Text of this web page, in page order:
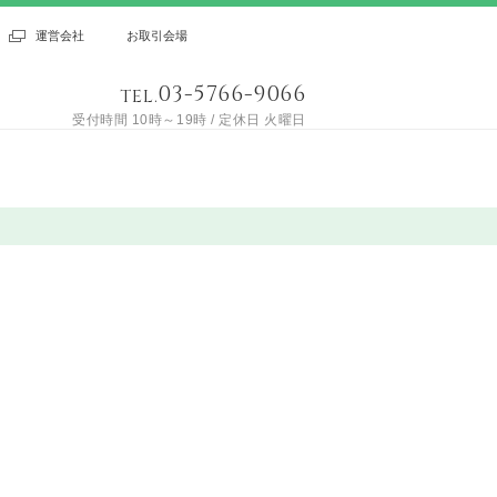
運営会社 お取引会場
TEL.03-5766-9066
受付時間 10時～19時 / 定休日 火曜日